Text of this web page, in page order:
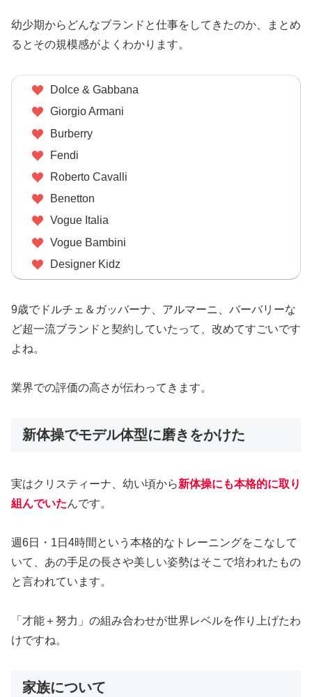
幼少期からどんなブランドと仕事をしてきたのか、まとめ
るとその規模感がよくわかります。
Dolce & Gabbana
Giorgio Armani
Burberry
Fendi
Roberto Cavalli
Benetton
Vogue Italia
Vogue Bambini
Designer Kidz
9歳でドルチェ＆ガッバーナ、アルマーニ、バーバリーな
ど超一流ブランドと契約していたって、改めてすごいです
よね。
業界での評価の高さが伝わってきます。
新体操でモデル体型に磨きをかけた
実はクリスティーナ、幼い頃から新体操にも本格的に取り
組んでいたんです。
週6日・1日4時間という本格的なトレーニングをこなして
いて、あの手足の長さや美しい姿勢はそこで培われたもの
と言われています。
「才能＋努力」の組み合わせが世界レベルを作り上げたわ
けですね。
家族について